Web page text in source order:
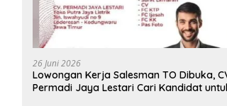
Semangat HUT ke-81 RI, AKP
Adik Agus Putrawan:
Kemerdekaan Harus Dijaga
dengan Integritas dan Perang
Melawan Narkoba
Tiga
Raya
Menuju
26 Juni 2026
Lowongan Kerja Salesman TO Dibuka,
Permadi Jaya Lestari Cari Kandidat